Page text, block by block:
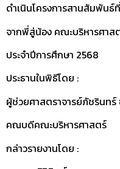
ดำเนินโครงการสานสัมพันธ์
จากพี่สู่น้อง คณะบริหารศาส
ประจำปีการศึกษา 2568
ประธานในพิธีโดย :
ผู้ช่วยศาสตราจารย์ภัชรินทร์
คณบดีคณะบริหารศาสตร์
กล่าวรายงานโดย :